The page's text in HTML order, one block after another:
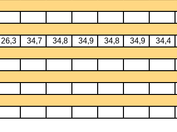
26,3 34,7 34,8 34,9 34,8 34,9 34,4